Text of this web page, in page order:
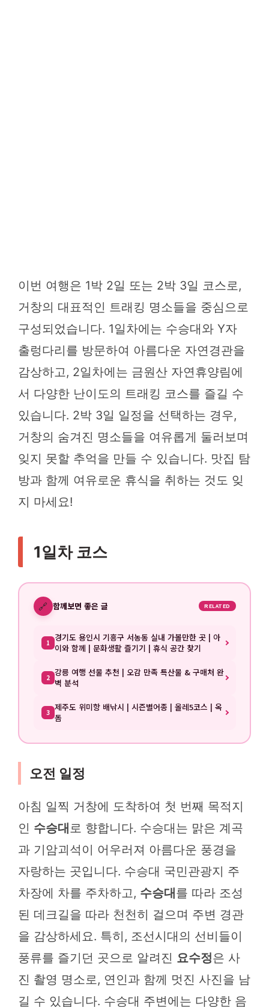
이번 여행은 1박 2일 또는 2박 3일 코스로,
거창의 대표적인 트래킹 명소들을 중심으로
구성되었습니다. 1일차에는 수승대와 Y자
출렁다리를 방문하여 아름다운 자연경관을
감상하고, 2일차에는 금원산 자연휴양림에
서 다양한 난이도의 트래킹 코스를 즐길 수
있습니다. 2박 3일 일정을 선택하는 경우,
거창의 숨겨진 명소들을 여유롭게 둘러보며
잊지 못할 추억을 만들 수 있습니다. 맛집 탐
방과 함께 여유로운 휴식을 취하는 것도 잊
지 마세요!
1일차 코스
🔗 함께보면 좋은 글 RELATED
1 경기도 용인시 기흥구 서농동 실내 가볼만한 곳 | 아
이와 함께 | 문화생활 즐기기 | 휴식 공간 찾기
2 강릉 여행 선물 추천 | 오감 만족 특산물 & 구매처 완
벽 분석
3 제주도 위미항 배낚시 | 시즌별어종 | 올레5코스 | 옥
돔
오전 일정
아침 일찍 거창에 도착하여 첫 번째 목적지
인 수승대로 향합니다. 수승대는 맑은 계곡
과 기암괴석이 어우러져 아름다운 풍경을
자랑하는 곳입니다. 수승대 국민관광지 주
차장에 차를 주차하고, 수승대를 따라 조성
된 데크길을 따라 천천히 걸으며 주변 경관
을 감상하세요. 특히, 조선시대의 선비들이
풍류를 즐기던 곳으로 알려진 요수정은 사
진 촬영 명소로, 연인과 함께 멋진 사진을 남
길 수 있습니다. 수승대 주변에는 다양한 음